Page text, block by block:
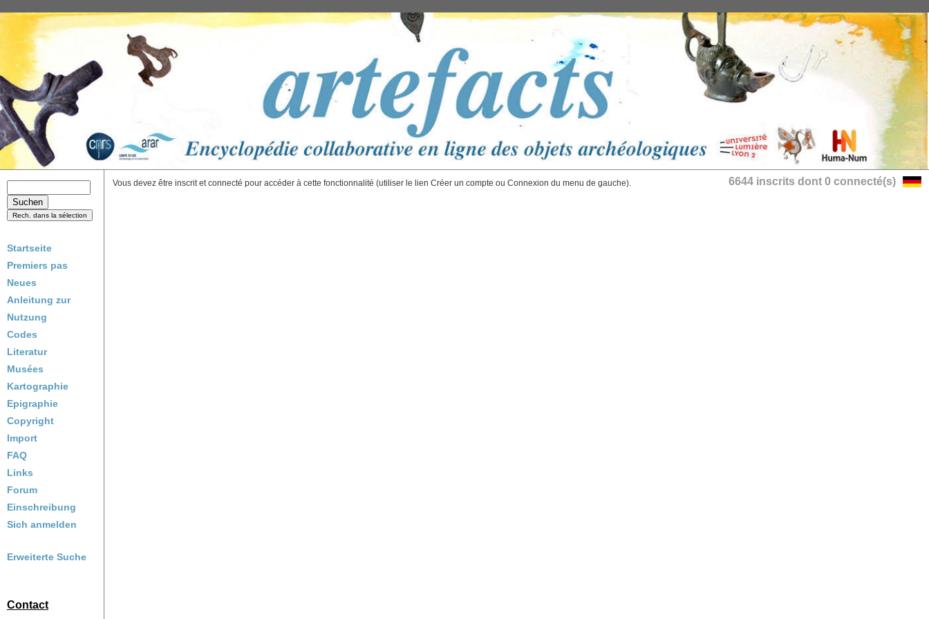
Startseite
Premiers pas
Neues
Anleitung zur
Nutzung
Codes
Literatur
Musées
Kartographie
Epigraphie
Copyright
Import
FAQ
Links
Forum
Einschreibung
Sich anmelden
Erweiterte Suche
Contact
6644 inscrits dont 0 connecté(s)
Vous devez être inscrit et connecté pour accéder à cette fonctionnalité (utiliser le lien Créer un compte ou Connexion du menu de gauche).